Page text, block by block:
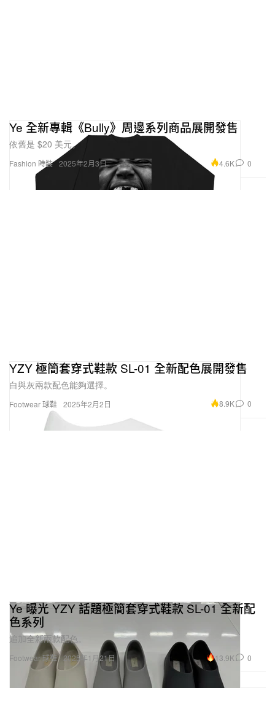
Fashion 時裝
Ye 全新專輯《Bully》周邊系列商品展開發售
依舊是 $20 美元。
2025年2月3日 4.6K 0
Footwear 球鞋
YZY 極簡套穿式鞋款 SL-01 全新配色展開發售
白與灰兩款配色能夠選擇。
2025年2月2日 8.9K 0
Footwear 球鞋
Ye 曝光 YZY 話題極簡套穿式鞋款 SL-01 全新配
色系列
追加全新兩款配色。
2025年1月21日 13.9K 0